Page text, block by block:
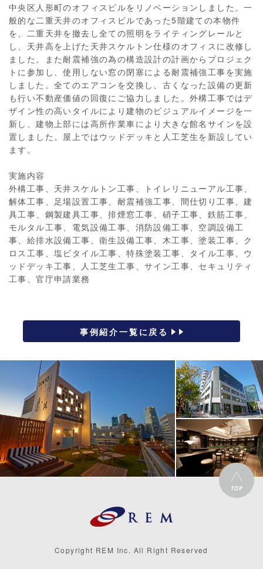
中央区人形町のオフィスビルをリノベーションしました。一
般的な二重天井のオフィスビルであった5階建ての本物件
を、二重天井を撤去し全ての照明をライティングレールと
し、天井高を上げた天井スケルトン仕様のオフィスに改修し
ました。また耐震補強の為の構造設計の計画からプロジェク
トに参加し、使用しない窓の閉塞による耐震補強工事を実施
しました。全てのエアコンを交換し、古くなった設備の更新
も行い不動産価値の回復にご協力しました。外構工事ではデ
ザイン性の高いタイルにより建物のビジュアルイメージを一
新し、建物上部には高所作業車により大きな館名サインを設
置しました。屋上ではウッドデッキと人工芝生を新設してい
ます。
実施内容
外構工事、天井スケルトン工事、トイレリニューアル工事、
解体工事、足場設置工事、耐震補強工事、間仕切り工事、建
具工事、鋼製建具工事、排煙窓工事、硝子工事、鉄筋工事、
モルタル工事、電気設備工事、消防設備工事、空調設備工
事、給排水設備工事、衛生設備工事、木工事、塗装工事、ク
ロス工事、塩ビタイル工事、特殊塗装工事、タイル工事、ウ
ッドデッキ工事、人工芝生工事、サイン工事、セキュリティ
工事、官庁申請業務
事例紹介一覧に戻る
Copyright REM Inc. All Right Reserved